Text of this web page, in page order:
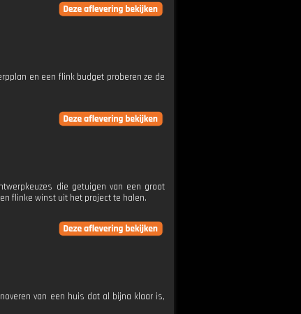
en een flink budget proberen ze de
die getuigen van een groot
flinke winst uit het project te halen.
van een huis dat al bijna klaar is,